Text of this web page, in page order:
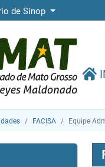
de Sinop
FACISA Equipe